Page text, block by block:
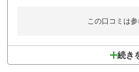
ートホールへ行かされ、そんなどさ
ー練習も出来ずにスタートする羽目
んとして欲しいと思います。折角の
この口コミは
続き